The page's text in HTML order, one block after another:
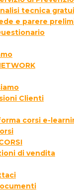
tecnica
e parere
Clienti
corsi e-
di vendita